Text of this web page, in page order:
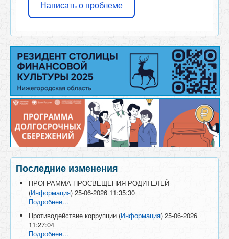
Написать о проблеме
Последние изменения
ПРОГРАММА ПРОСВЕЩЕНИЯ РОДИТЕЛЕЙ
(Информация) 25-06-2026 11:35:30
Подробнее...
Противодействие коррупции (Информация) 25-06-2026
11:27:04
Подробнее...